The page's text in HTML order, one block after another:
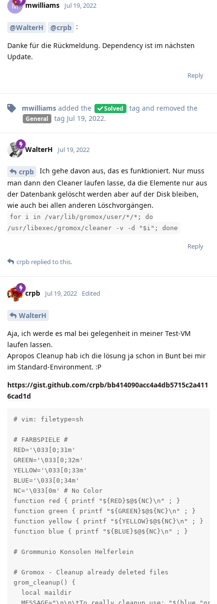
M mwilliams Jul 19, 2022
@WalterH @crpb :
Danke für die Rückmeldung. Dependency ist im nächsten
Update.
Reply
mwilliams added the Solved tag and removed the
General tag Jul 19, 2022.
WalterH Jul 19, 2022
crpb
Ich gehe davon aus, das es funktioniert. Nur muss
man dann den Cleaner laufen lasse, da die Elemente nur aus
der Datenbank gelöscht werden aber auf der Disk bleiben,
wie auch bei allen anderen Löschvorgängen.
for i in /var/lib/gromox/user/*/*; do
/usr/libexec/gromox/cleaner -v -d "$i"; done
Reply
crpb replied to this.
crpb Jul 19, 2022 Edited
WalterH
Aja, ich werde es mal bei gelegenheit in meiner Test-VM
laufen lassen.
Apropos Cleanup hab ich die lösung ja schon in Bunt bei mir
im Standard-Environment. :P
https://gist.github.com/crpb/bb414090acc4a4db5715c2a411
6cad1d
# vim: filetype=sh
# FARBSPIELE #
RED='\033[0;31m'
GREEN='\033[0;32m'
YELLOW='\033[0;33m'
BLUE='\033[0;34m'
NC='\033[0m' # No Color
function red { printf "${RED}$@${NC}\n" ; }
function green { printf "${GREEN}$@${NC}\n" ; }
function yellow { printf "${YELLOW}$@${NC}\n" ; }
function blue { printf "${BLUE}$@${NC}\n" ; }
# Grommunio Konsolen Helferlein
# Gromox - Cleanup already deleted files
grom_cleanup() {
  local maildir